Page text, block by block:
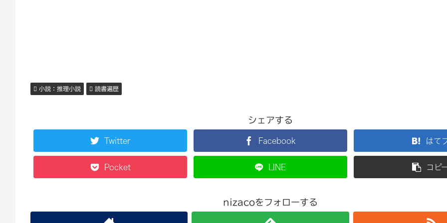
小説：推理小説 読書遍歴
シェアする
Twitter Facebook はて
Pocket LINE コピ
nizacoをフォローする